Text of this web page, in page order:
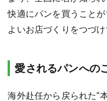
快適にパンを買うこと
よいお店づくりをつづけ
愛されるパンへの
海外赴任から戻られた”